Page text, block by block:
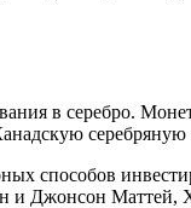
в серебро.
серебряную
способов
и Джонсон